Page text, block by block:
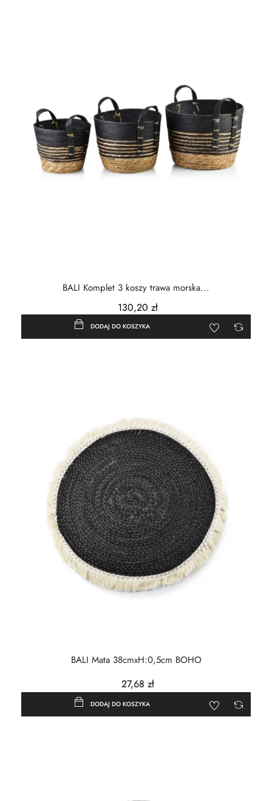
BALI Komplet 3 koszy trawa morska...
130,20 zł
DODAJ DO KOSZYKA
BALI Mata 38cmxH:0,5cm BOHO
27,68 zł
DODAJ DO KOSZYKA